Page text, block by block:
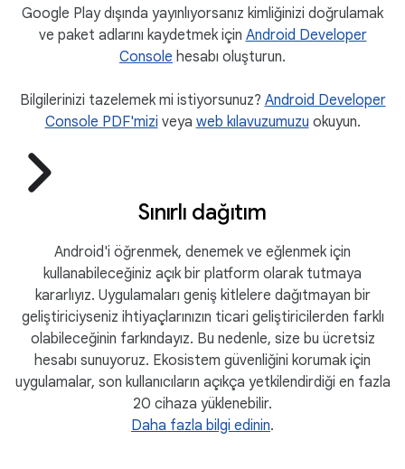
Google Play dışında yayınlıyorsanız kimliğinizi doğrulamak
ve paket adlarını kaydetmek için Android Developer
Console hesabı oluşturun.
Bilgilerinizi tazelemek mi istiyorsunuz? Android Developer
Console PDF'mizi veya web kılavuzumuzu okuyun.
Sınırlı dağıtım
Android'i öğrenmek, denemek ve eğlenmek için
kullanabileceğiniz açık bir platform olarak tutmaya
kararlıyız. Uygulamaları geniş kitlelere dağıtmayan bir
geliştiriciyseniz ihtiyaçlarınızın ticari geliştiricilerden farklı
olabileceğinin farkındayız. Bu nedenle, size bu ücretsiz
hesabı sunuyoruz. Ekosistem güvenliğini korumak için
uygulamalar, son kullanıcıların açıkça yetkilendirdiği en fazla
20 cihaza yüklenebilir.
Daha fazla bilgi edinin.